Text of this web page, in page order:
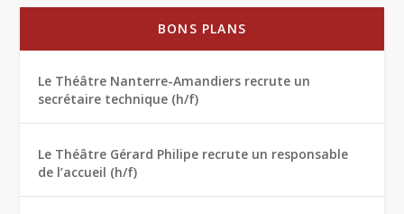
BONS PLANS
Le Théâtre Nanterre-Amandiers recrute un
secrétaire technique (h/f)
Le Théâtre Gérard Philipe recrute un responsable
de l’accueil (h/f)